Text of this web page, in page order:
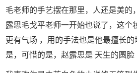
毛老师的手艺摆在那里，人还是美的
露思毛戈平老师一开始也说了，这个
更有气场 ，用的手法也是他最擅长
是，可惜的是，赵露思是 天生的圆脸